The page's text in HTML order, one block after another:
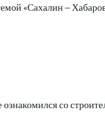
«Сахалин –
со